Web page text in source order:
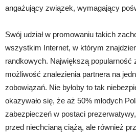
angażujący związek, wymagający
Swój udział w promowaniu takich
wszystkim Internet, w którym
randkowych. Największą popularność
możliwość znalezienia partnera na
zobowiązań. Nie byłoby to tak
okazywało się, że aż 50% młodych
zabezpieczeń w postaci
przed niechcianą ciążą, ale również